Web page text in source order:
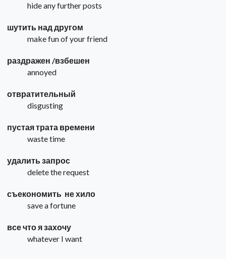
hide any further posts
шутить над другом
make fun of your friend
раздражен /взбешен
annoyed
отвратительный
disgusting
пустая трата времени
waste time
удалить запрос
delete the request
съекономить не хило
save a fortune
все что я захочу
whatever I want